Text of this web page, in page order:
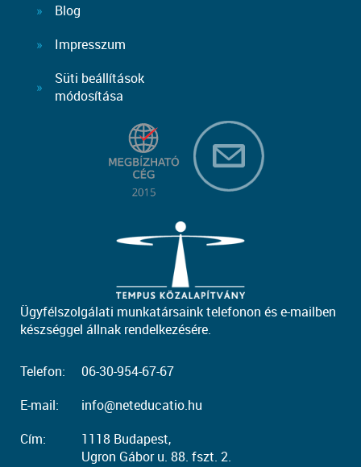
Blog
Impresszum
Süti beállítások
módosítása
Ügyfélszolgálati munkatársaink telefonon és e-mailben
készséggel állnak rendelkezésére.
Telefon:
06-30-954-67-67
E-mail:
info@neteducatio.hu
Cím:
1118 Budapest,
Ugron Gábor u. 88. fszt. 2.